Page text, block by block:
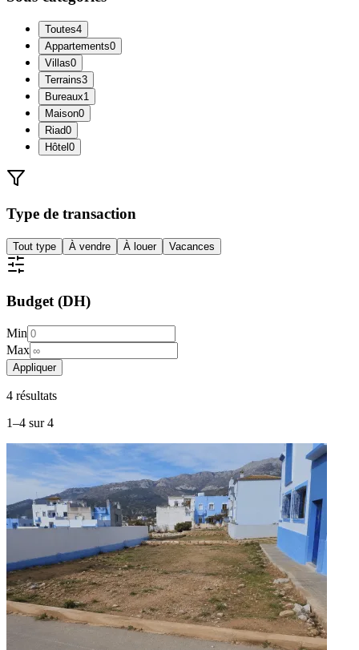
Toutes4
Appartements0
Villas0
Terrains3
Bureaux1
Maison0
Riad0
Hôtel0
Type de transaction
Tout type À vendre À louer Vacances
Budget (DH)
Min
Max
Appliquer
4 résultats
1–4 sur4